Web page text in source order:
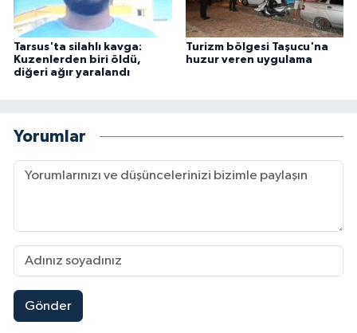
Tarsus'ta silahlı kavga:
Kuzenlerden biri öldü,
diğeri ağır yaralandı
Turizm bölgesi Taşucu'na
huzur veren uygulama
Yorumlar
Gönder